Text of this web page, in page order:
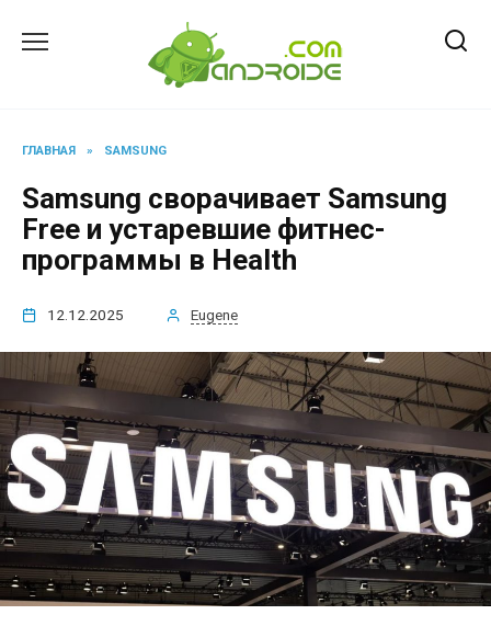
ГЛАВНАЯ » SAMSUNG
Samsung сворачивает Samsung
Free и устаревшие фитнес-
программы в Health
12.12.2025 Eugene